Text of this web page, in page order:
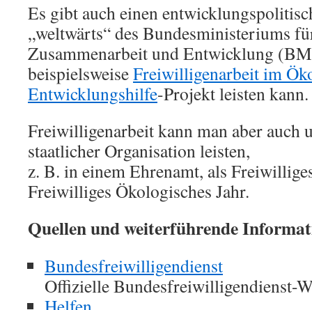
Es gibt auch einen
„weltwärts“ des Bundesministeriums
Zusammenarbeit und Entwicklung
beispielsweiseFreiwilligenarbeit im
Entwicklungshilfe-Projekt leisten kann.
Freiwilligenarbeit kann man aber auch
staatlicher Organisation leisten,
z. B. in einem Ehrenamt, als
Freiwilliges Ökologisches Jahr.
Quellen und weiterführende
Bundesfreiwilligendienst
Offizielle Bundesfreiwilligendienst-